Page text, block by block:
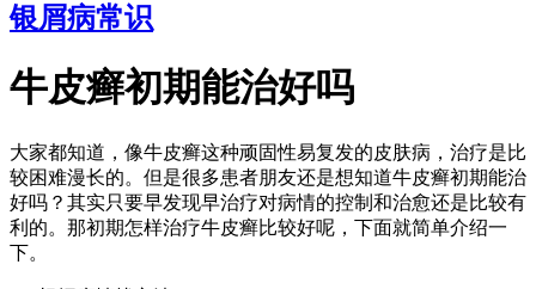
银屑病常识
牛皮癣初期能治好吗
大家都知道，像牛皮癣这种顽固性易复发的皮肤病，治疗是比
较困难漫长的。但是很多患者朋友还是想知道牛皮癣初期能治
好吗？其实只要早发现早治疗对病情的控制和治愈还是比较有
利的。那初期怎样治疗牛皮癣比较好呢，下面就简单介绍一
下。